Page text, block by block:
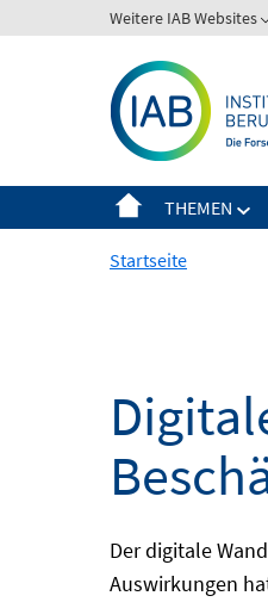
zum
Weitere IAB Websites
THEMEN
Startseite
Der digitale
Auswirkungen